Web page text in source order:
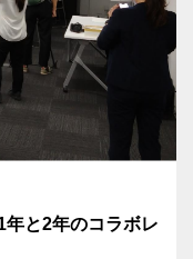
年と2年のコラボレ